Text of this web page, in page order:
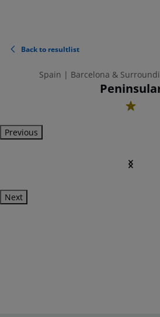
Back to resultlist
Spain | Barcelona &
1
Previous
Next